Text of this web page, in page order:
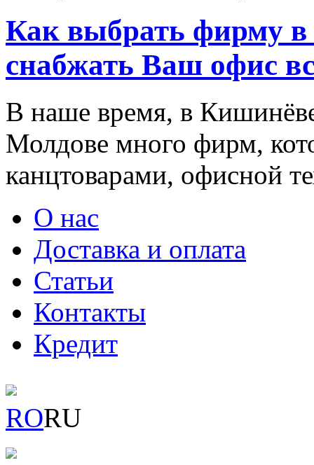
Как выбрать фирму в
снабжать Ваш офис
В наше время, в
Молдове много фирм,
канцтоварами, офисной
О нас
Доставка и оплата
Статьи
Контакты
Кредит
RORU